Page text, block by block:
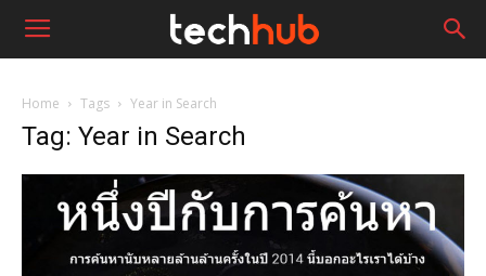
Home Tags Year in Search
Tag: Year in Search